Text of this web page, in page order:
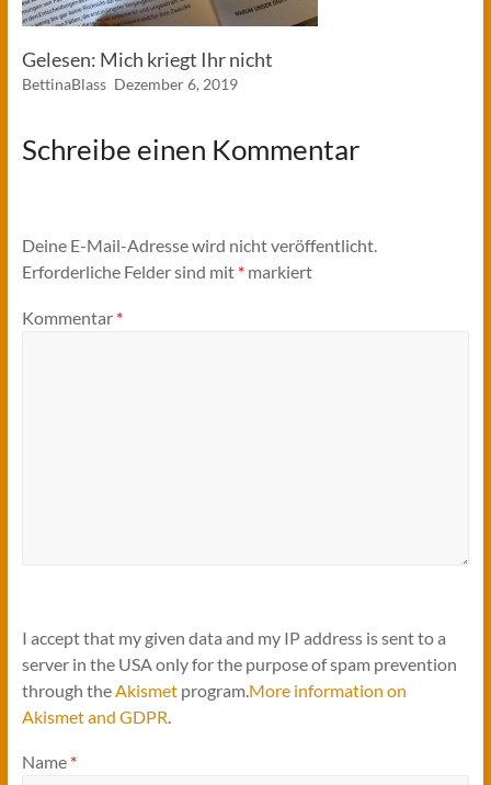
Gelesen: Mich kriegt Ihr nicht
BettinaBlass Dezember 6, 2019
Schreibe einen Kommentar
Deine E-Mail-Adresse wird nicht veröffentlicht.
Erforderliche Felder sind mit *markiert
Kommentar *
I accept that my given data and my IP address is sent to a
server in the USA only for the purpose of spam prevention
through the Akismetprogram. More information on
Akismet and GDPR
Name *